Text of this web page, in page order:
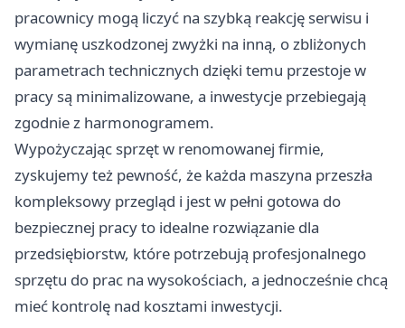
pracownicy mogą liczyć na szybką reakcję serwisu i
wymianę uszkodzonej zwyżki na inną, o zbliżonych
parametrach technicznych dzięki temu przestoje w
pracy są minimalizowane, a inwestycje przebiegają
zgodnie z harmonogramem.
Wypożyczając sprzęt w renomowanej firmie,
zyskujemy też pewność, że każda maszyna przeszła
kompleksowy przegląd i jest w pełni gotowa do
bezpiecznej pracy to idealne rozwiązanie dla
przedsiębiorstw, które potrzebują profesjonalnego
sprzętu do prac na wysokościach, a jednocześnie chcą
mieć kontrolę nad kosztami inwestycji.